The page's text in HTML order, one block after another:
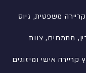
משפטית, גיוס
מתמחים, צוות
קריירה אישי ומיזוגים